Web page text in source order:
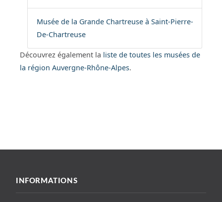
Musée de la Grande Chartreuse à Saint-Pierre-
De-Chartreuse
Découvrez également la liste de toutes les musées de
la région Auvergne-Rhône-Alpes.
INFORMATIONS